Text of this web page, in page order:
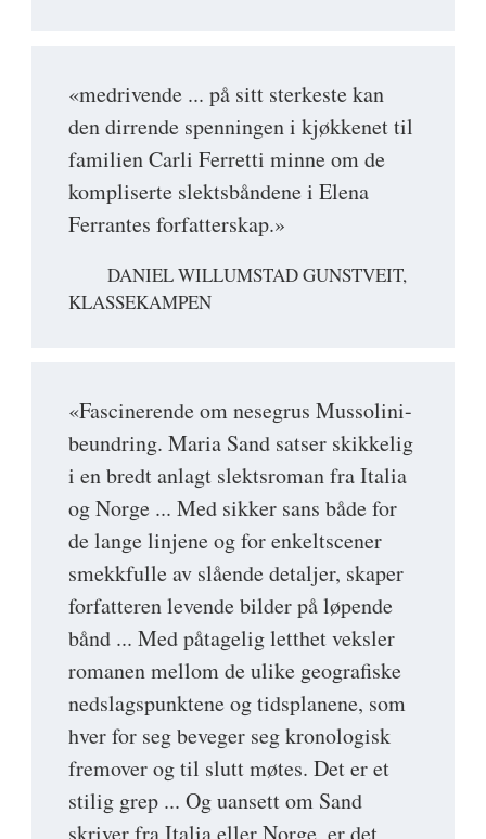
«medrivende ... på sitt sterkeste kan
den dirrende spenningen i kjøkkenet til
familien Carli Ferretti minne om de
kompliserte slektsbåndene i Elena
Ferrantes forfatterskap.»
DANIEL WILLUMSTAD GUNSTVEIT,
KLASSEKAMPEN
«Fascinerende om nesegrus Mussolini-
beundring. Maria Sand satser skikkelig
i en bredt anlagt slektsroman fra Italia
og Norge ... Med sikker sans både for
de lange linjene og for enkeltscener
smekkfulle av slående detaljer, skaper
forfatteren levende bilder på løpende
bånd ... Med påtagelig letthet veksler
romanen mellom de ulike geografiske
nedslagspunktene og tidsplanene, som
hver for seg beveger seg kronologisk
fremover og til slutt møtes. Det er et
stilig grep ... Og uansett om Sand
skriver fra Italia eller Norge, er det